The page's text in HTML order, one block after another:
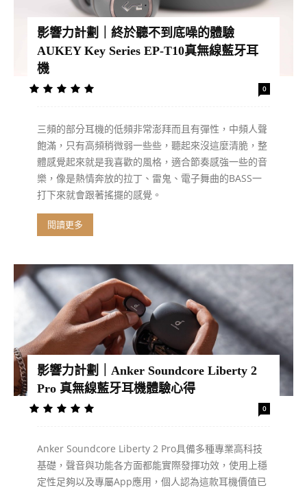
影響力計劃｜終於聽不到底噪的體驗
AUKEY Key Series EP-T10真無線藍牙耳
機
0
三頻的部分耳機的低頻非常澎拜而且有彈性，中頻人聲
飽滿，只有高頻稍微弱一些些，聽起來沒這麼清脆，整
體感覺起來就是我喜歡的風格，適合節奏感強一些的音
樂，像是熱情奔放的拉丁、雷鬼、電子舞曲的BASS一
打下來就會跟著搖擺的感覺。
閱讀更多
影響力計劃｜Anker Soundcore Liberty 2
Pro 真無線藍牙耳機體驗心得
0
Anker Soundcore Liberty 2 Pro具備多種專業高科技
基礎，聲音與功能各方面都能實際發揮功效，使用上穩
定性足夠以及專屬App應用，個人認為這款耳機價值已